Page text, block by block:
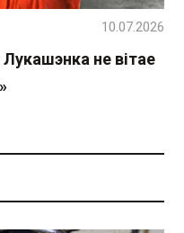
не вітае
10.07.2026